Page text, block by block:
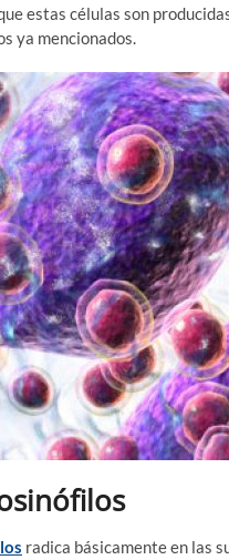
estas células son
ya mencionados.
radica básicamente en las